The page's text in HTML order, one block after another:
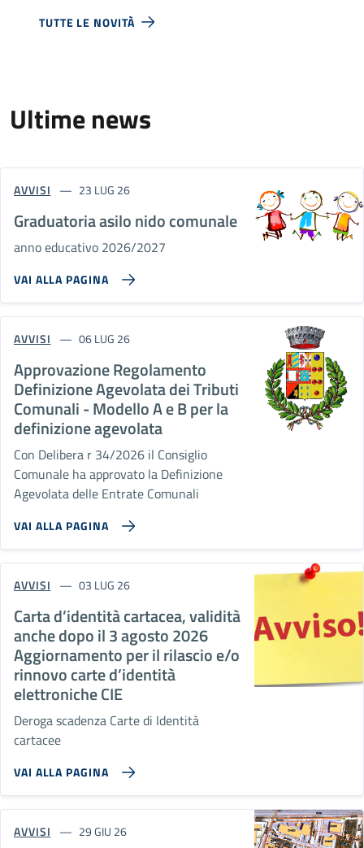
TUTTE LE NOVITÀ
Ultime news
AVVISI 23 LUG 26
Graduatoria asilo nido comunale
anno educativo 2026/2027
VAI ALLA PAGINA
AVVISI 06 LUG 26
Approvazione Regolamento
Definizione Agevolata dei Tributi
Comunali - Modello A e B per la
definizione agevolata
Con Delibera r 34/2026 il Consiglio
Comunale ha approvato la Definizione
Agevolata delle Entrate Comunali
VAI ALLA PAGINA
AVVISI 03 LUG 26
Carta d’identità cartacea, validità
anche dopo il 3 agosto 2026
Aggiornamento per il rilascio e/o
rinnovo carte d’identità
elettroniche CIE
Deroga scadenza Carte di Identità
cartacee
VAI ALLA PAGINA
AVVISI 29 GIU 26